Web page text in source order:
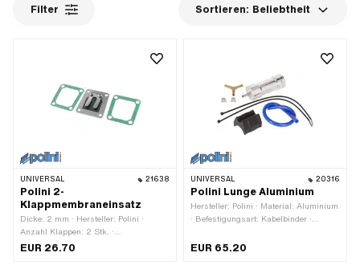
Filter Sortieren: Beliebtheit
UNIVERSAL 21638
Polini 2-
Klappmembraneinsatz
Dicke: 2 mm · Hersteller: Polini ·
Anzahl Klappen: 2 Stk. ·
Befestigungsart: Schrauben · Ø
EUR 26.70
UNIVERSAL 20316
Polini Lunge Aluminium
Hersteller: Polini · Material: Aluminium
· Befestigungsart: Kabelbinder ·
105 mm · Anwendungsbereich: Tuning
EUR 65.20